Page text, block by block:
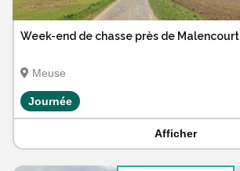
Week-end de chasse près de Malencourt
Meuse
Journée
Afficher